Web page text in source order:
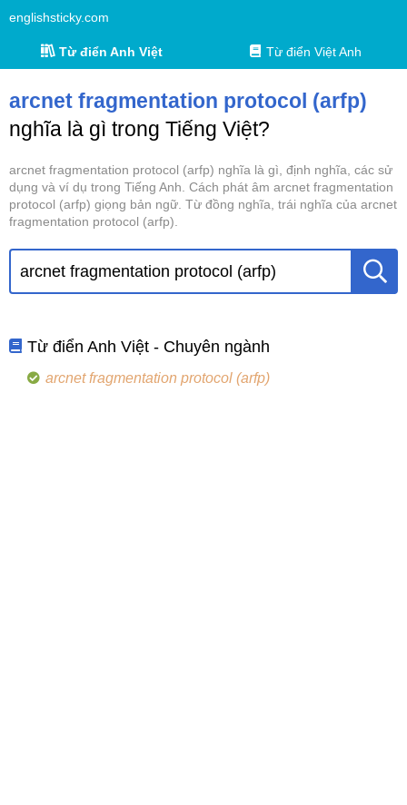
englishsticky.com
Từ điển Anh Việt Từ điển Việt Anh
arcnet fragmentation protocol (arfp)
nghĩa là gì trong Tiếng Việt?
arcnet fragmentation protocol (arfp) nghĩa là gì, định nghĩa, các sử
dụng và ví dụ trong Tiếng Anh. Cách phát âm arcnet fragmentation
protocol (arfp) giọng bản ngữ. Từ đồng nghĩa, trái nghĩa của arcnet
fragmentation protocol (arfp).
Từ điển Anh Việt - Chuyên ngành
arcnet fragmentation protocol (arfp)